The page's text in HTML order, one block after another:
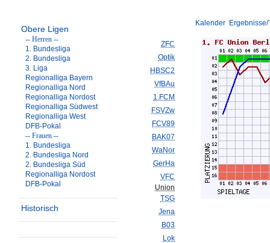
Obere Ligen
-- Herren --
1. Bundesliga
2. Bundesliga
3. Liga
Regionalliga Bayern
Regionalliga Nord
Regionalliga Nordost
Regionalliga Südwest
Regionalliga West
DFB-Pokal
-- Frauen --
1. Bundesliga
2. Bundesliga Nord
2. Bundesliga Süd
Regionalliga Nordost
DFB-Pokal
Historisch
Kalender
ZFC
Optik
HBSC2
VfBAu
1.FCM
FSVZw
FCV89
BAK07
WaNor
GerHa
VFC
Union
TSG
Jena
B03
Lok